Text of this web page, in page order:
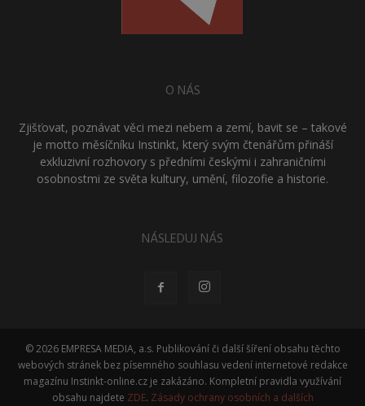
O NÁS
Zjišťovat, poznávat věci mezi nebem a zemí, bavit se – takové
je motto měsíčníku Instinkt, který svým čtenářům přináší
exkluzivní rozhovory s předními českými i zahraničními
osobnostmi ze světa kultury, umění, filozofie a historie.
NÁSLEDUJ NÁS
© 2026 EMPRESA MEDIA, a.s. Publikování či další šíření obsahu těchto
webových stránek bez písemného souhlasu vedení internetové redakce
magazínu Instinkt-online.cz je zakázáno. Kompletní pravidla využívání
obsahu najdete ZDE. Zásady ochrany osobních a dalších